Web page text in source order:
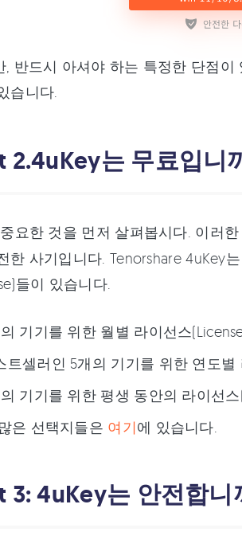
, 반드시 아셔야 하는 특정한 단점
습니다.
2.4uKey는 무료입니
중요한 것을 먼저 살펴봅시다. 이러
한 사기입니다. Tenorshare 4uKey
들이 있습니다.
기기를 위한 월별 라이선스
트셀러인 5개의 기기를 위한 연도별
기기를 위한 평생 동안의 라이선
은 선택지들은 여기에 있습니다.
3: 4uKey는 안전합니